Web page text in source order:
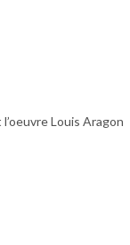
l’oeuvre Louis Aragon